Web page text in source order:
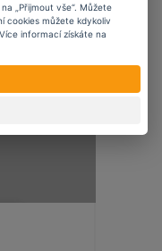
„Přijmout vše“. Můžete
cookies můžete kdykoliv
informací získáte na